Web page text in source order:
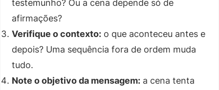
testemunho? Ou a cena depende só de
afirmações?
Verifique o contexto: o que aconteceu antes e
depois? Uma sequência fora de ordem muda
tudo.
Note o objetivo da mensagem: a cena tenta